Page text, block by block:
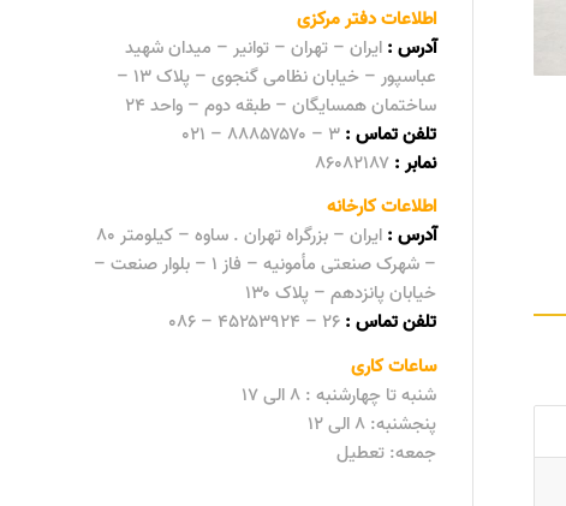
اطلاعات دفتر مرکزی
آدرس : ایران – تهران – توانیر – میدان شهید
عباسپور – خیابان نظامی گنجوی – پلاک ۱۳ –
ساختمان همسایگان – طبقه دوم – واحد ۲۴
تلفن تماس : ۳ – ۸۸۸۵۷۵۷۰ – ۰۲۱
نمابر : ۸۶۰۸۲۱۸۷
اطلاعات کارخانه
آدرس :
ایران – بزرگراه تهران . ساوه – کیلومتر ۸۰
– شهرک صنعتی مأمونیه – فاز ۱ – بلوار صنعت –
خیابان پانزدهم – پلاک ۱۳۰
تلفن تماس : ۲۶ – ۴۵۲۵۳۹۲۴ – ۰۸۶
ساعات کاری
شنبه تا چهارشنبه : ۸ الی ۱۷
پنجشنبه: ۸ الی ۱۲
جمعه‌:‌ تعطیل